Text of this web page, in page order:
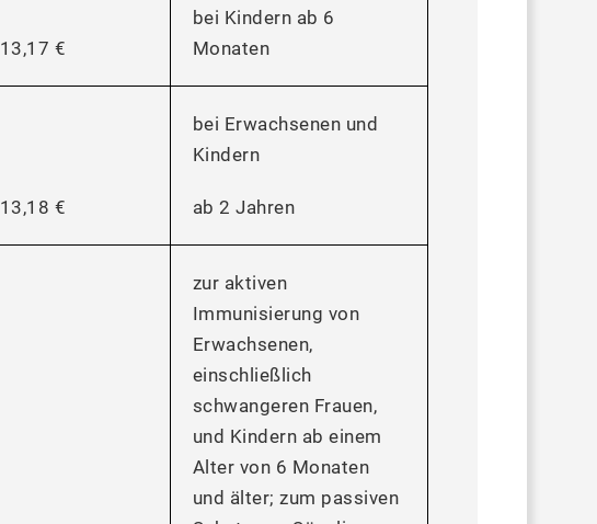
13,17 €
bei Kindern ab 6
Monaten
13,18 €
bei Erwachsenen und
Kindern
ab 2 Jahren
zur aktiven
Immunisierung von
Erwachsenen,
einschließlich
schwangeren Frauen,
und Kindern ab einem
Alter von 6 Monaten
und älter; zum passiven